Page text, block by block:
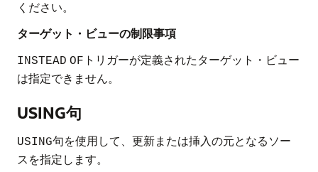
ください。
ターゲット・ビューの制限事項
INSTEAD OF トリガーが定義されたターゲット・ビュー
は指定できません。
USING句
USING句を使用して、更新または挿入の元となるソー
スを指定します。